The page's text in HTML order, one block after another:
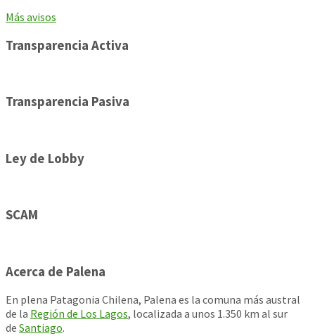
Más avisos
Transparencia Activa
Transparencia Pasiva
Ley de Lobby
SCAM
Acerca de Palena
En plena Patagonia Chilena, Palena es la comuna más austral
de la Región de Los Lagos, localizada a unos 1.350 km al sur
de Santiago.